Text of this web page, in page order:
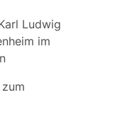
Ludwig
im